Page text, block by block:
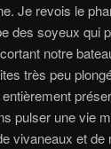
Je revois le
des soyeux qui
notre
très peu
pulser une vie
vivaneaux et de